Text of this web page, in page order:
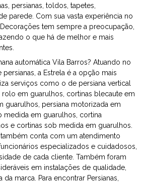
persianas, toldos, tapetes,
parede. Com sua vasta experiência no
tem sempre a preocupação,
o que há de melhor e mais
automática Vila Barros? Atuando no
a Estrela é a opção mais
serviços como o de persiana vertical
rolo em guarulhos, cortinas blecaute em
guarulhos, persiana motorizada em
medida em guarulhos, cortina
e cortinas sob medida em guarulhos.
conta com um atendimento
especializados e cuidadosos,
de cada cliente. Também foram
em instalações de qualidade,
marca. Para encontrar Persianas,